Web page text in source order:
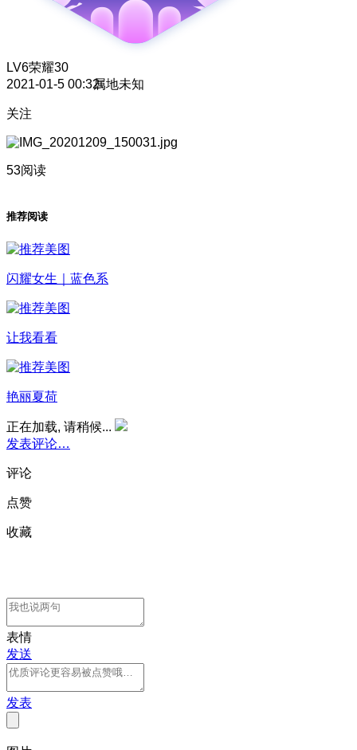
LV6荣耀30
2021-01-5 00:32属地未知
关注
53阅读
推荐阅读
闪耀女生｜蓝色系
让我看看
艳丽夏荷
正在加载, 请稍候...
发表评论…
评论
点赞
收藏
表情
发送
发表